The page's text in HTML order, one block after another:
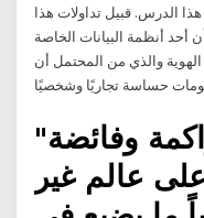
الدرس. قبيل تداولات هذا
أحد أنظمة البيانات الخاصة
والذي من المحتمل أن
"الحواشي المتراكمة وفائضة
عالم غير